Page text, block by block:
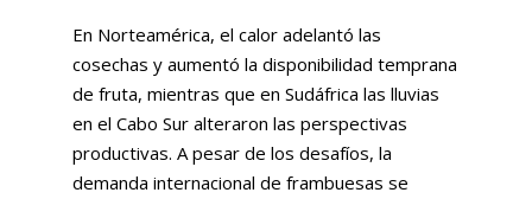
En Norteamérica, el calor adelantó las
cosechas y aumentó la disponibilidad temprana
de fruta, mientras que en Sudáfrica las lluvias
en el Cabo Sur alteraron las perspectivas
productivas. A pesar de los desafíos, la
demanda internacional de frambuesas se